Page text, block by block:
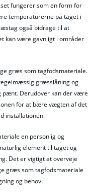
fungerer som en form for
temperaturerne på taget i
også bidrage til at
kan være gavnligt i områder
græs som tagfodsmateriale.
græsslåning og
pænt. Derudover kan der være
for at bære vægten af det
installationen.
en personlig og
element til taget og
Det er vigtigt at overveje
græs som tagfodsmateriale
og behov.